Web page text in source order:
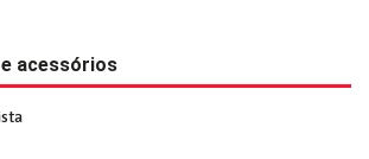
acessórios